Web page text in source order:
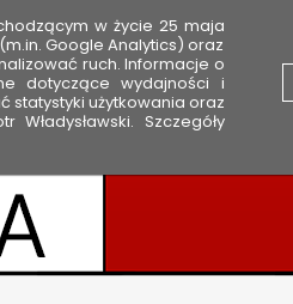
w życie 25 maja
Google Analytics) oraz
ruch. Informacje o
dotyczące wydajności i
statystyki użytkowania oraz
Szczegóły